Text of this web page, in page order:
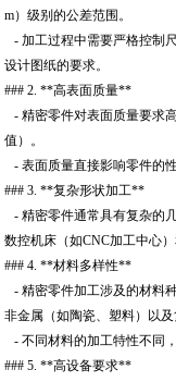
m）级别的公差范围。
- 加工过程中需要严格控制
设计图纸的要求。
### 2. **高表面质量**
- 精密零件对表面质量要求
值）。
- 表面质量直接影响零件的
### 3. **复杂形状加工**
- 精密零件通常具有复杂的
数控机床（如CNC加工中心
### 4. **材料多样性**
- 精密零件加工涉及的材料
非金属（如陶瓷、塑料）以及
- 不同材料的加工特性不同
### 5. **高设备要求**